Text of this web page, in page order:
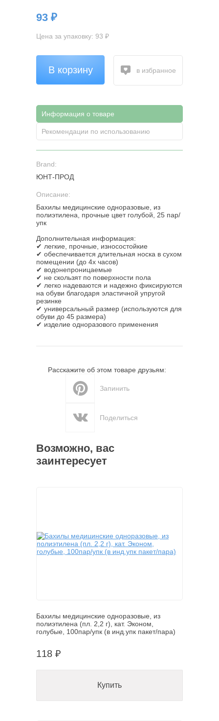
93 ₽
Цена за упаковку: 93 ₽
В корзину в избранное
Информация о товаре
Рекомендации по использованию
Brand:
ЮНТ-ПРОД
Описание:
Бахилы медицинские одноразовые, из
полиэтилена, прочные цвет голубой, 25 пар/
упк
Дополнительная информация:
✔ легкие, прочные, износостойкие
✔ обеспечивается длительная носка в сухом
помещении (до 4х часов)
✔ водонепроницаемые
✔ не скользят по поверхности пола
✔ легко надеваются и надежно фиксируются
на обуви благодаря эластичной упругой
резинке
✔ универсальный размер (используются для
обуви до 45 размера)
✔ изделие одноразового применения
Расскажите об этом товаре друзьям:
Запинить
Поделиться
Возможно, вас
заинтересует
Бахилы медицинские одноразовые, из
полиэтилена (пл. 2,2 г), кат. Эконом,
голубые, 100пар/упк (в инд.упк пакет/пара)
118 ₽
Купить